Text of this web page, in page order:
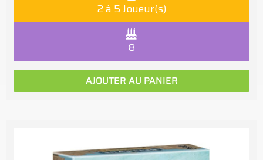
2 à 5 Joueur(s)
8
AJOUTER AU PANIER